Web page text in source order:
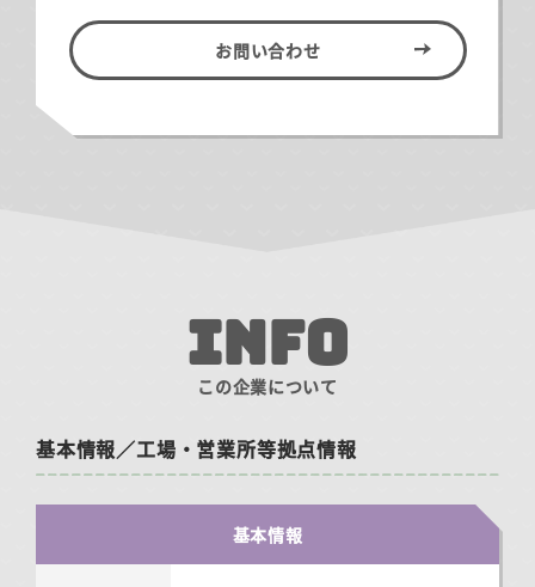
お問い合わせ
INFO
この企業について
基本情報／工場・営業所等拠点情報
基本情報